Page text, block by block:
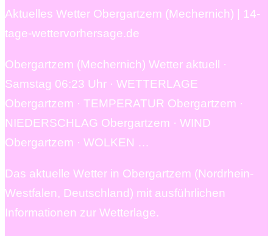
Aktuelles Wetter Obergartzem (Mechernich) | 14-
tage-wettervorhersage.de
Obergartzem (Mechernich) Wetter aktuell ·
Samstag 06:23 Uhr · WETTERLAGE
Obergartzem · TEMPERATUR Obergartzem ·
NIEDERSCHLAG Obergartzem · WIND
Obergartzem · WOLKEN …
Das aktuelle Wetter in Obergartzem (Nordrhein-
Westfalen, Deutschland) mit ausführlichen
Informationen zur Wetterlage.